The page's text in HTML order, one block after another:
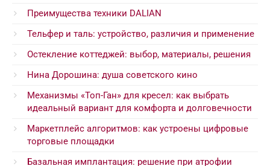
Преимущества техники DALIAN
Тельфер и таль: устройство, различия и применение
Остекление коттеджей: выбор, материалы, решения
Нина Дорошина: душа советского кино
Механизмы «Топ-Ган» для кресел: как выбрать
идеальный вариант для комфорта и долговечности
Маркетплейс алгоритмов: как устроены цифровые
торговые площадки
Базальная имплантация: решение при атрофии